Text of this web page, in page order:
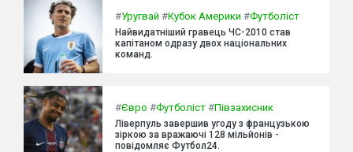
#Уругвай #Кубок Америки #Футболіст
Найвидатніший гравець ЧС-2010 став
капітаном одразу двох національних
команд.
#Євро #Футболіст #Півзахисник
Ліверпуль завершив угоду з французькою
зіркою за вражаючі 128 мільйонів -
повідомляє Футбол24.